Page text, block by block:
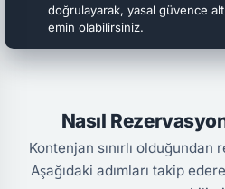
doğrulayarak, yasal güvence
emin olabilirsiniz.
Nasıl
Kontenjan sınırlı
Aşağıdaki adımları takip